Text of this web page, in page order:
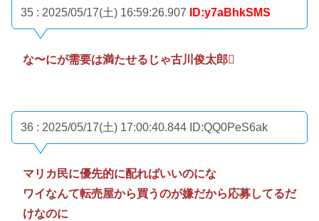
35 : 2025/05/17(土) 16:59:26.907 ID:y7aBhkSMS
な〜にが需要は満たせるじゃ古川俊太郎🫩
36 : 2025/05/17(土) 17:00:40.844 ID:QQ0PeS6ak
マリカ民に優先的に配ればいいのにな
ワイなんて転売屋から買うのが嫌だから応募してるだ
けなのに